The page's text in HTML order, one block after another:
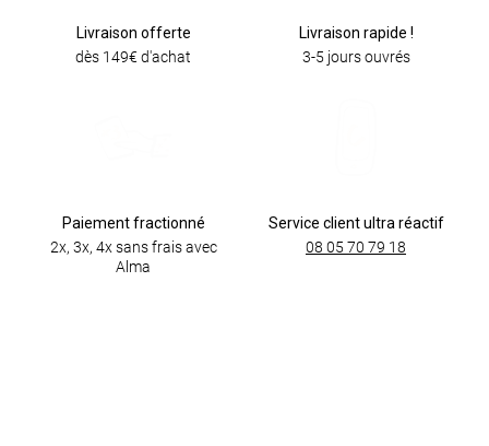
Livraison offerte
dès 149€ d'achat
Livraison rapide !
3-5 jours ouvrés
Paiement fractionné
2x, 3x, 4x sans frais avec
Alma
Service client ultra réactif
08 05 70 79 18